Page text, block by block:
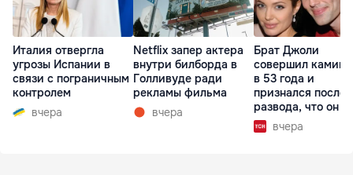
Италия отвергла
угрозы Испании в
связи с пограничным
контролем
вчера
Netflix запер актера
внутри билборда в
Голливуде ради
рекламы фильма
вчера
Брат Джоли
совершил
в 53 года и
признался после
развода, что он
вчера